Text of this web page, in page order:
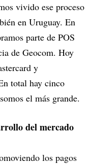
vivido ese proceso
en Uruguay. En
parte de POS
de Geocom. Hoy
y
total hay cinco
el más grande.
del mercado
los pagos